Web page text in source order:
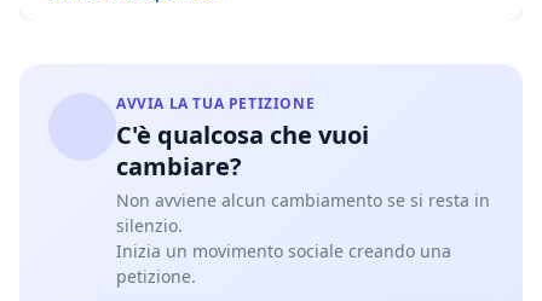
AVVIA LA TUA PETIZIONE
C'è qualcosa che vuoi
cambiare?
Non avviene alcun cambiamento se si resta in
silenzio.
Inizia un movimento sociale creando una
petizione.